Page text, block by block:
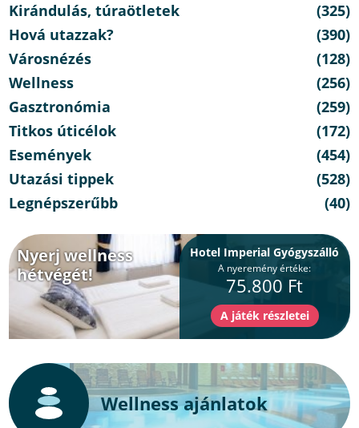
Kirándulás, túraötletek
(325)
Hová utazzak?
(390)
Városnézés
(128)
Wellness
(256)
Gasztronómia
(259)
Titkos úticélok
(172)
Események
(454)
Utazási tippek
(528)
Legnépszerűbb
(40)
Nyerj wellness
hétvégét!
Hotel Imperial Gyógyszálló
A nyeremény értéke:
75.800 Ft
Wellness ajánlatok